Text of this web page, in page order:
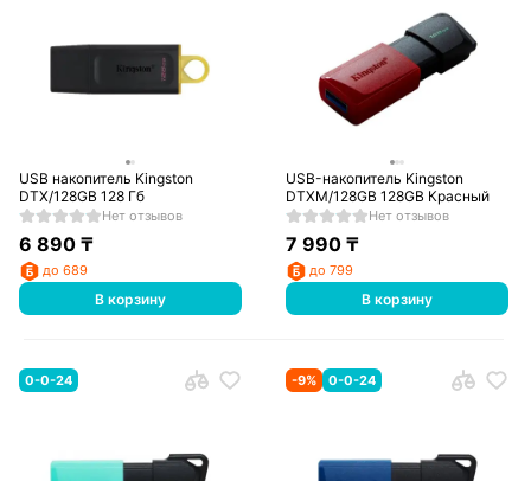
USB накопитель Kingston
DTX/128GB 128 Гб
Нет отзывов
6 890₸
до 689
В корзину
USB-накопитель Kingston
DTXM/128GB 128GB Красный
Нет отзывов
7 990 ₸
до 799
В корзину
0-0-24 -9% 0-0-24